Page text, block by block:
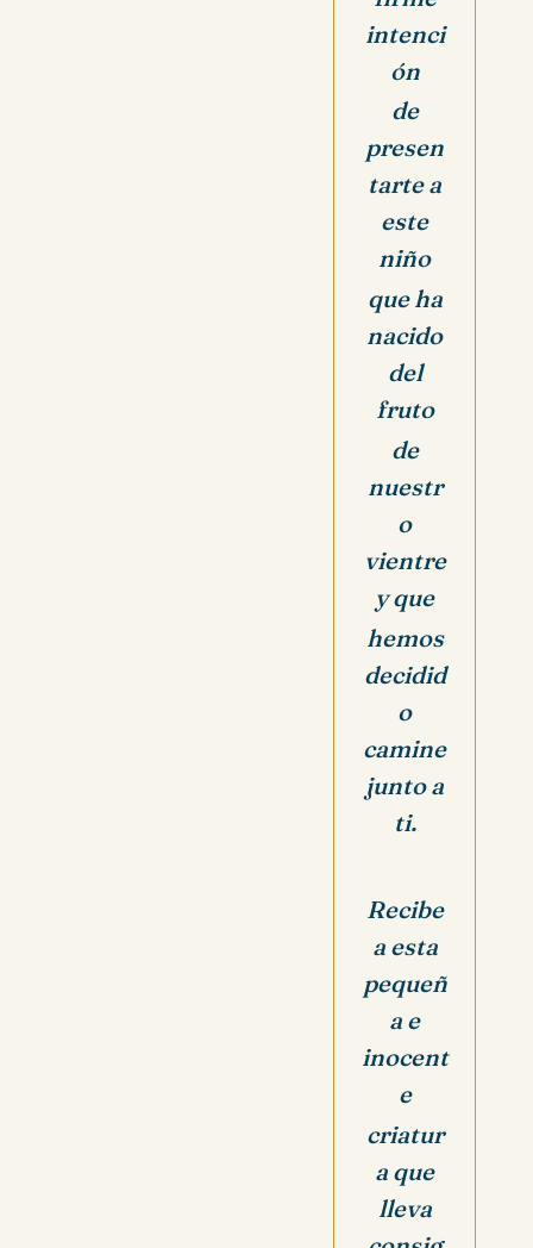
intenci
ón
de
presen
tarte a
este
niño
que ha
nacido
del
fruto
de
nuestr
o
vientre
y que
hemos
decidid
o
camine
junto a
ti.
Recibe
a esta
pequeñ
a e
inocent
e
criatur
a que
lleva